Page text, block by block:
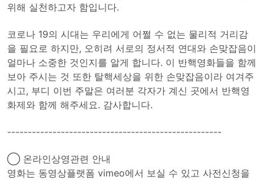
위해 실천하고자 함입니다.
코로나 19의 시대는 우리에게 어쩔 수 없는 물리적 거리감
을 필요로 하지만, 오히려 서로의 정서적 연대와 손맞잡음이
얼마나 소중한 것인지를 알게 합니다. 이 반핵영화들을 함께
보아 주시는 것 또한 탈핵세상을 위한 손맞잡음이라 여겨주
시고, 부디 이번 주말은 여러분 각자가 계신 곳에서 반핵영
화제와 함께 해주세요. 감사합니다.
----------------------------------------------------
◯ 온라인상영관련 안내
영화는 동영상플랫폼 vimeo에서 보실 수 있고 사전신청을